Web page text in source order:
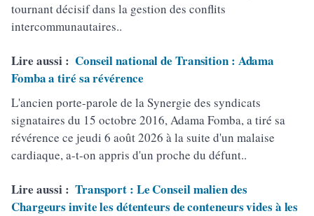
tournant décisif dans la gestion des conflits
intercommunautaires..
Lire aussi : Conseil national de Transition : Adama
Fomba a tiré sa révérence
L'ancien porte-parole de la Synergie des syndicats
signataires du 15 octobre 2016, Adama Fomba, a tiré sa
révérence ce jeudi 6 août 2026 à la suite d'un malaise
cardiaque, a-t-on appris d'un proche du défunt..
Lire aussi : Transport : Le Conseil malien des
Chargeurs invite les détenteurs de conteneurs vides à les